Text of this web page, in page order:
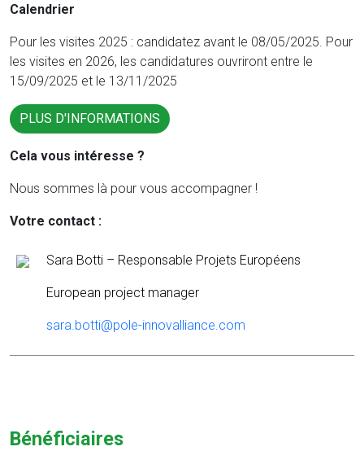
Calendrier
Pour les visites 2025 : candidatez avant le 08/05/2025. Pour
les visites en 2026, les candidatures ouvriront entre le
15/09/2025 et le 13/11/2025
PLUS D'INFORMATIONS
Cela vous intéresse ?
Nous sommes là pour vous accompagner !
Votre contact :
Sara Botti – Responsable Projets Européens
European project manager
sara.botti@pole-innovalliance.com
Bénéficiaires